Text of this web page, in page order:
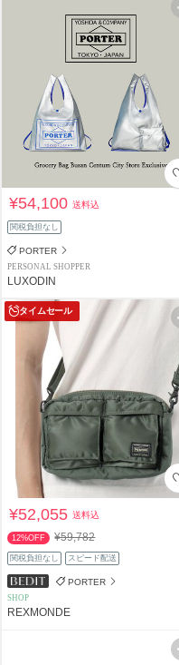
¥54,100送料込
関税負担なし
PORTER
PERSONAL SHOPPER
LUXODIN
タイムセール
¥52,055送料込
12%OFF ¥59,782
関税負担なし スピード配送
PORTER
SHOP
REXMONDE